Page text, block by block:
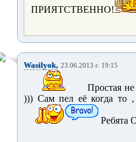
ПРИЯТСТВЕННО!
Wasilyok, 23.06.2013 г. 19:15
Простая
))) Сам пел её когда